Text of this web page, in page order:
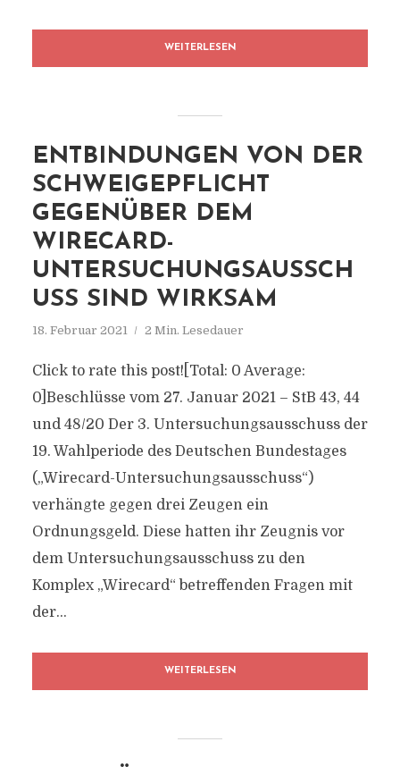
WEITERLESEN
ENTBINDUNGEN VON DER
SCHWEIGEPFLICHT
GEGENÜBER DEM
WIRECARD-
UNTERSUCHUNGSAUSSCH
USS SIND WIRKSAM
18. Februar 2021 2 Min. Lesedauer
Click to rate this post![Total: 0 Average:
0]Beschlüsse vom 27. Januar 2021 – StB 43, 44
und 48/20 Der 3. Untersuchungsausschuss der
19. Wahlperiode des Deutschen Bundestages
(„Wirecard-Untersuchungsausschuss“)
verhängte gegen drei Zeugen ein
Ordnungsgeld. Diese hatten ihr Zeugnis vor
dem Untersuchungsausschuss zu den
Komplex „Wirecard“ betreffenden Fragen mit
der...
WEITERLESEN